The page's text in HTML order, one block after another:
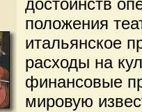
достоинств
положения
итальянское
расходы на
финансовые
мировую